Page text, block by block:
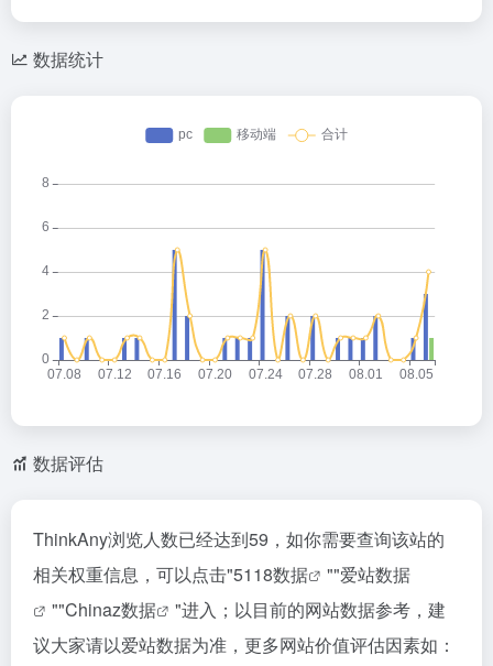
数据统计
数据评估
ThinkAny浏览人数已经达到59，如你需要查询该站的
相关权重信息，可以点击"5118数据 ""爱站数据
""Chinaz数据
"进入；以目前的网站数据参考，建
议大家请以爱站数据为准，更多网站价值评估因素如：